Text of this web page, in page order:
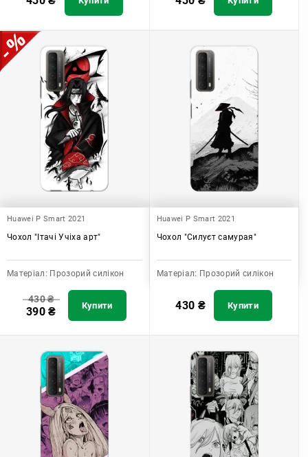
Huawei P Smart 2021
Чохол "Ітачі Учіха арт"
Матеріал: Прозорий силікон
430₴
390₴ Купити
Huawei P Smart 2021
Чохол "Силуєт самурая"
Матеріал: Прозорий силікон
430 ₴ Купити